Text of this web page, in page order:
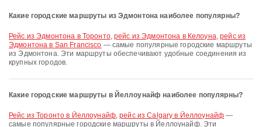
Какие городские маршруты из Эдмонтона наиболее популярны?
рейс из Эдмонтона в Торонто,рейс из Эдмонтона в Келоуна,рейс из
Эдмонтона в San Francisco — самые популярные городские маршруты
из Эдмонтона. Эти маршруты обеспечивают удобные соединения из
крупных городов.
Какие городские маршруты в Йеллоунайф наиболее популярны?
рейс из Торонто в Йеллоунайф,рейс из Calgary в Йеллоунайф —
самые популярные городские маршруты в Йеллоунайф. Эти